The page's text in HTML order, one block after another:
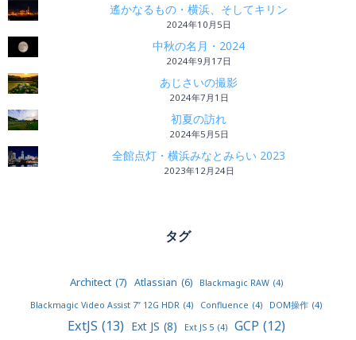
遙かなるもの・横浜、そしてキリン
2024年10月5日
中秋の名月・2024
2024年9月17日
あじさいの撮影
2024年7月1日
初夏の訪れ
2024年5月5日
全館点灯・横浜みなとみらい 2023
2023年12月24日
タグ
Architect (7) Atlassian (6) Blackmagic RAW (4)
Blackmagic Video Assist 7” 12G HDR (4) Confluence (4) DOM操作 (4)
ExtJS (13) Ext JS (8) Ext JS 5 (4) GCP (12)